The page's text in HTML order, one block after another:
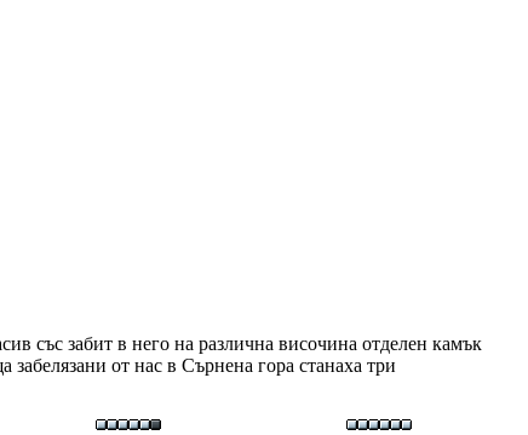
със забит в него на различна височина отделен камък
от нас в Сърнена гора станаха три